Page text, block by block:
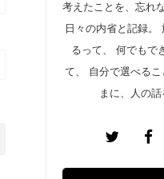
考えたことを、忘れ
日々の内省と記録。
るって、 何でもで
て、 自分で選べる
まに、人の話